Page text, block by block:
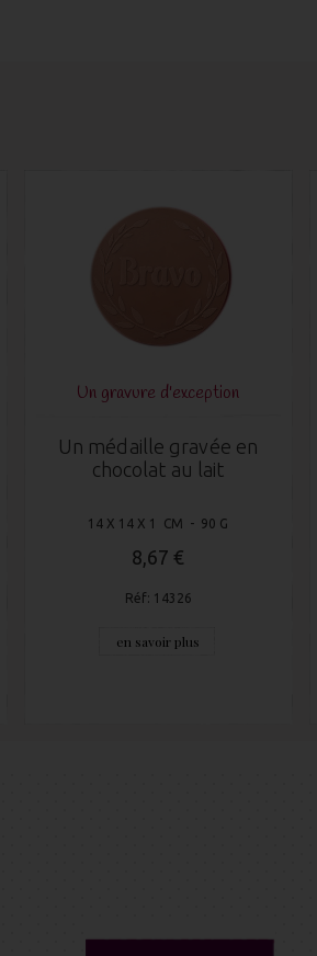
Un gravure d'exception
Un médaille gravée en
chocolat au lait
14 X 14 X 1 CM - 90 G
8,67 €
Réf: 14326
en savoir plus